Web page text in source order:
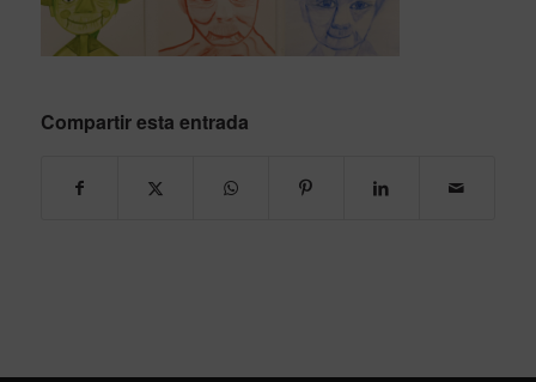
Compartir esta entrada